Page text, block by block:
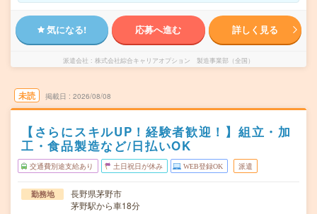
気になる! 応募へ進む 詳しく見る
派遣会社 株式会社綜合キャリアオプション 製造事業部（全国）
未読 掲載日 2026/08/08
【さらにスキルUP！経験者歓迎！】組立・加
工・食品製造など/日払いOK
交通費別途支給あり 土日祝日が休み WEB登録OK 派遣
勤務地
長野県茅野市
茅野駅から車18分